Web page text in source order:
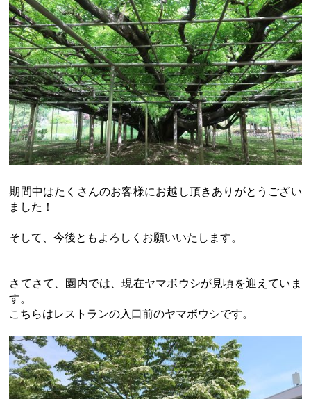
期間中はたくさんのお客様にお越し頂きありがとうござい
ました！
そして、今後ともよろしくお願いいたします。
さてさて、園内では、現在ヤマボウシが見頃を迎えていま
す。
こちらはレストランの入口前のヤマボウシです。